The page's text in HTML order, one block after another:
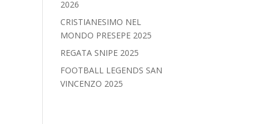
2026
CRISTIANESIMO NEL
MONDO PRESEPE 2025
REGATA SNIPE 2025
FOOTBALL LEGENDS SAN
VINCENZO 2025